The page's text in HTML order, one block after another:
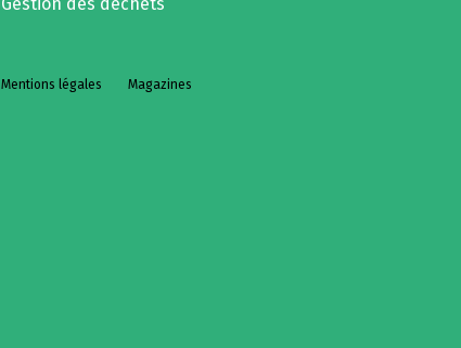
Mentions légales Magazines